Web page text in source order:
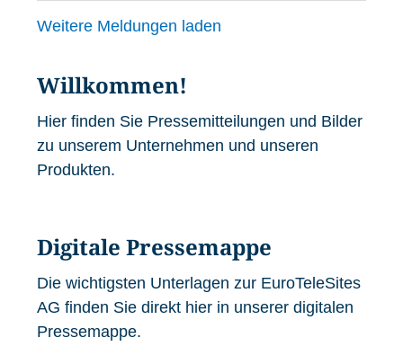
Weitere Meldungen laden
Willkommen!
Hier finden Sie Pressemitteilungen und Bilder
zu unserem Unternehmen und unseren
Produkten.
Digitale Pressemappe
Die wichtigsten Unterlagen zur EuroTeleSites
AG finden Sie direkt hier in unserer digitalen
Pressemappe.